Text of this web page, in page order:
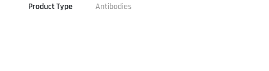
Product Type Antibodies